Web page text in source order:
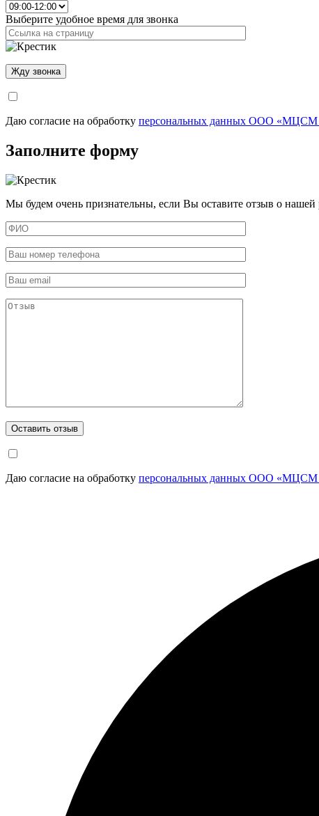
Выберите удобное время для звонка
Даю согласие на обработку персональных данных ООО «МЦСМ
Заполните форму
Мы будем очень признательны, если Вы оставите отзыв о нашей
Даю согласие на обработку персональных данных ООО «МЦСМ